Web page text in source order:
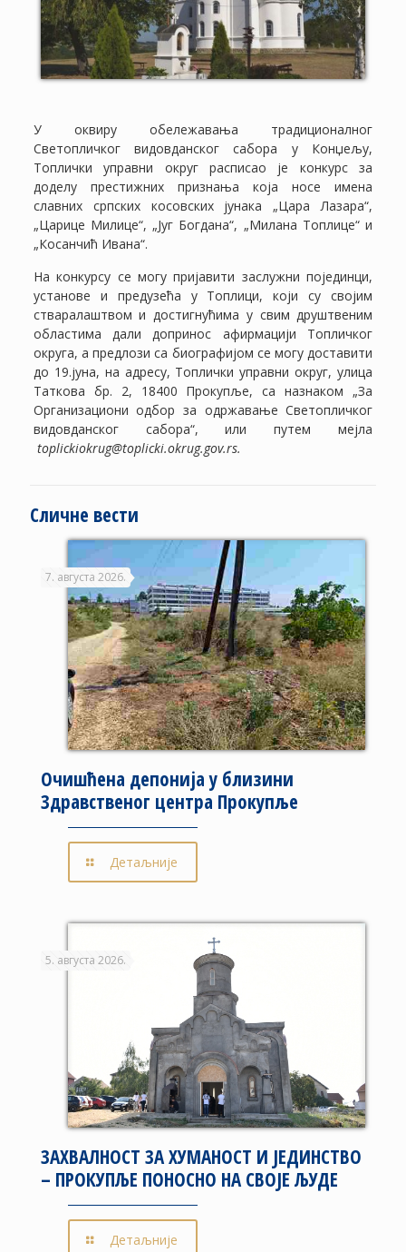
У оквиру обележавања традиционалног
Светопличког видовданског сабора у Конџељу,
Топлички управни округ расписао је конкурс за
доделу престижних признања која носе имена
славних српских косовских јунака „Цара Лазара“,
„Царице Милице“, „Југ Богдана“, „Милана Топлице“ и
„Косанчић Ивана“.
На конкурсу се могу пријавити заслужни појединци,
установе и предузећа у Топлици, који су својим
стваралаштвом и достигнућима у свим друштвеним
областима дали допринос афирмацији Топличког
округа, а предлози са биографијом се могу доставити
до 19.јуна, на адресу, Топлички управни округ, улица
Таткова бр. 2, 18400 Прокупље, са назнаком „За
Организациони одбор за одржавање Светопличког
видовданског сабора“, или путем мејла
toplickiokrug@toplicki.okrug.gov.rs.
Сличне вести
7. августа 2026.
Очишћена депонија у близини
Здравственог центра Прокупље
Детаљније
5. августа 2026.
ЗАХВАЛНОСТ ЗА ХУМАНОСТ И ЈЕДИНСТВО
– ПРОКУПЉЕ ПОНОСНО НА СВОЈЕ ЉУДЕ
Детаљније